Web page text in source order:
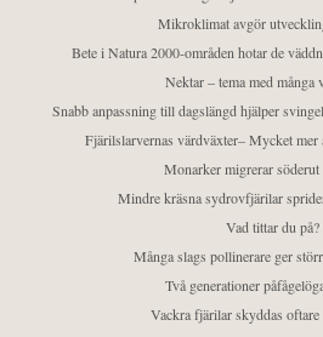
Mikroklimat avgör
Bete i Natura 2000-områden hotar de
Nektar – tema med många
Snabb anpassning till dagslängd hjälper
Fjärilslarvernas värdväxter– Mycket mer
Monarker migrerar söderut
Mindre kräsna sydrovfjärilar
Vad tittar du på?
Många slags pollinerare ger
Två generationer
Vackra fjärilar skyddas oftare